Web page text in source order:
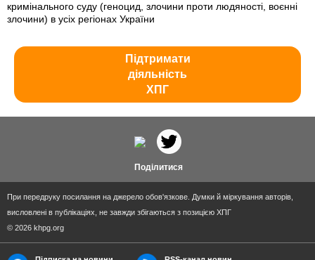
кримінального суду (геноцид, злочини проти людяності, воєнні
злочини) в усіх регіонах України
Підтримати
діяльність
ХПГ
Поділитися
При передруку посилання на джерело обов'язкове. Думки й міркування авторів,
висловлені в публікаціях, не завжди збігаються з позицією ХПГ
© 2026 khpg.org